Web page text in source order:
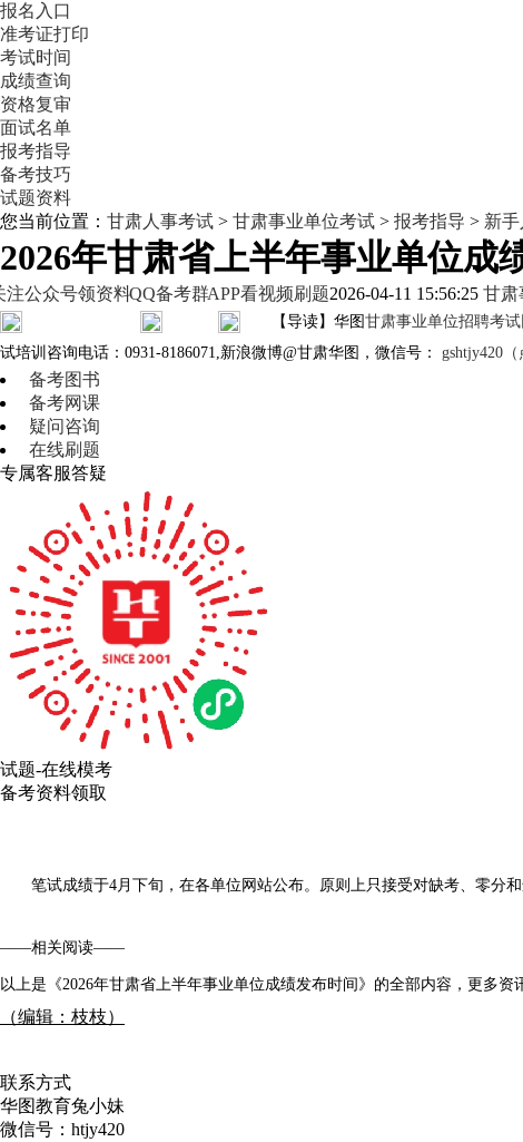
报名入口
准考证打印
考试时间
成绩查询
资格复审
面试名单
报考指导
备考技巧
试题资料
您当前位置： 甘肃人事考试 > 甘肃事业单位考试 > 报考指导 > 新手
2026年甘肃省上半年事业单位成
2026-04-11 15:56:25 甘肃
注公众号领资料QQ备考群APP看视频刷题
【导读】华图 甘肃事业单位招聘考试
试培训咨询电话：0931-8186071,新浪微博@甘肃华图，微信号： gshtjy420
备考图书
备考网课
疑问咨询
在线刷题
专属客服答疑
试题-在线模考
备考资料领取
笔试成绩于4月下旬，在各单位网站公布。原则上只接受对缺考、零分
——相关阅读——
以上是《2026年甘肃省上半年事业单位成绩发布时间》的全部内容，更多资
（编辑：枝枝）
联系方式
华图教育兔小妹
微信号： htjy420